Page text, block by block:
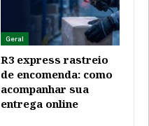
Geral
R3 express rastreio
de encomenda: como
acompanhar sua
entrega online